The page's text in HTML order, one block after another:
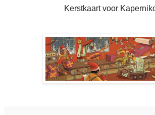
Kerstkaart voor